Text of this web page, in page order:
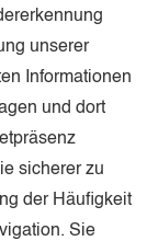
unserer
Informationen
und dort
sicherer zu
der Häufigkeit
Sie